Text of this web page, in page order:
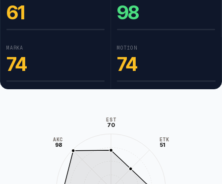
61 98
MARKA
74
MOTION
74
EST
70
ETK
51
AKC
98